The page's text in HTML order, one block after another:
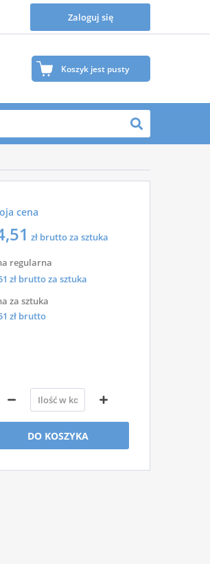
Zaloguj się
Koszyk jest pusty
jest na razie pusty.
produktów, które Ciebie
cena
zł brutto za sztuka
regularna
zł brutto za sztuka
za sztuka
zł brutto
DO KOSZYKA